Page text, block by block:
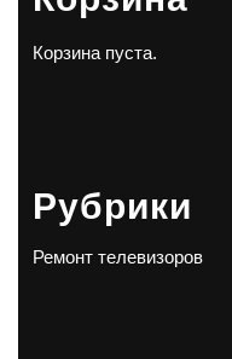
Корзина пуста.
Рубрики
Ремонт телевизоров